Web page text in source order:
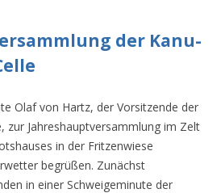
der Kanu-
Olaf von Hartz, der Vorsitzende der
zur Jahreshauptversammlung im Zelt
in der Fritzenwiese
begrüßen. Zunächst
in einer Schweigeminute der